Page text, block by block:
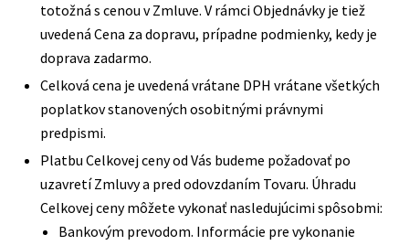
totožná s cenou v Zmluve. V rámci Objednávky je tiež
uvedená Cena za dopravu, prípadne podmienky, kedy je
doprava zadarmo.
Celková cena je uvedená vrátane DPH vrátane všetkých
poplatkov stanovených osobitnými právnymi
predpismi.
Platbu Celkovej ceny od Vás budeme požadovať po
uzavretí Zmluvy a pred odovzdaním Tovaru. Úhradu
Celkovej ceny môžete vykonať nasledujúcimi spôsobmi:
Bankovým prevodom. Informácie pre vykonanie